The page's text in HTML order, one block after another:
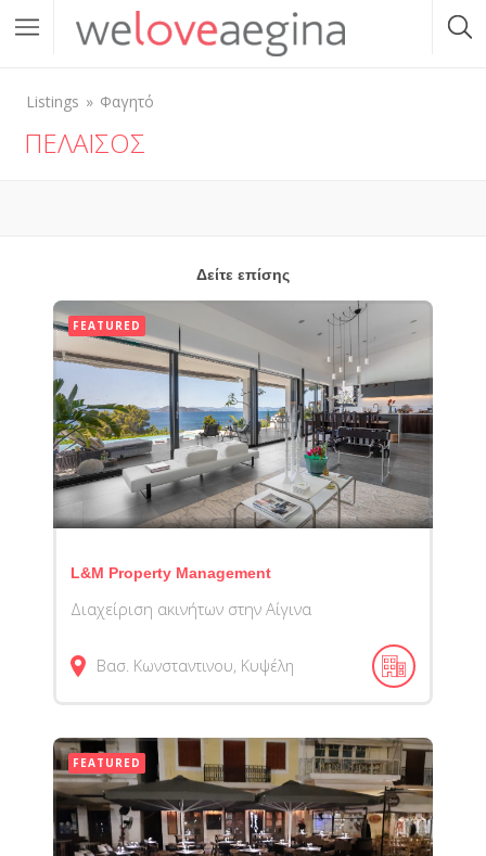
Listings Φαγητό
ΠΕΛΑΪΣΟΣ
Δείτε επίσης
FEATURED
L&M Property Management
Διαχείριση ακινήτων στην Αίγινα
Βασ. Κωνσταντινου, Κυψέλη
FEATURED